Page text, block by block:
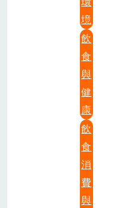
境
飲
食
與
健
康
飲
食
消
費
與